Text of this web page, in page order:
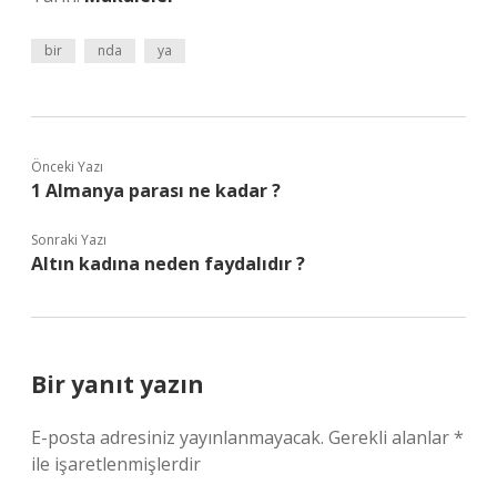
bir nda ya
Önceki Yazı
1 Almanya parası ne kadar ?
Sonraki Yazı
Altın kadına neden faydalıdır ?
Bir yanıt yazın
E-posta adresiniz yayınlanmayacak. Gerekli alanlar*
ile işaretlenmişlerdir